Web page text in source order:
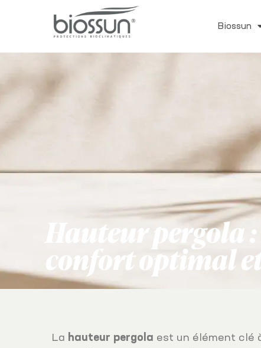
Biossun
Hauteur
confort optimal
La hauteur pergola est un élément clé